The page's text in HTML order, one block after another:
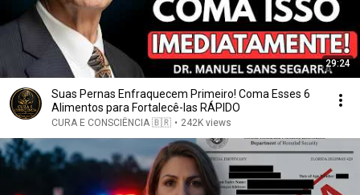
29:24
Suas Pernas Enfraquecem Primeiro! Coma Esses 6
Alimentos para Fortalecê-las RÁPIDO
CURA E CONSCIÊNCIA 🇧🇷 • 242K views